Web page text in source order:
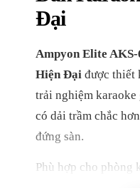
Đại
Ampyon Elite
Hiện Đại được thiết
trải nghiệm
có dải trầm chắc
đứng sàn.
Phù hợp cho phòng